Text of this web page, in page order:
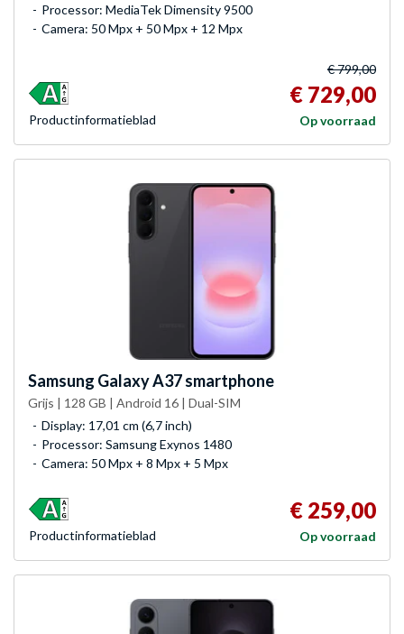
Processor: MediaTek Dimensity 9500
Camera: 50 Mpx + 50 Mpx + 12 Mpx
€ 799,00
€ 729,00
Op voorraad
Product­informatieblad
Samsung Galaxy A37 smartphone
Grijs | 128 GB | Android 16 | Dual-SIM
Display: 17,01 cm (6,7 inch)
Processor: Samsung Exynos 1480
Camera: 50 Mpx + 8 Mpx + 5 Mpx
€ 259,00
Op voorraad
Product­informatieblad